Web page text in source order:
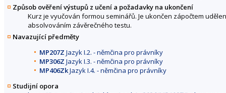
Způsob ověření výstupů z učení a požadavky na ukončení
Kurz je vyučován formou seminářů. Je ukončen zápočtem
absolvováním závěrečného testu.
Navazující předměty
MP207Z Jazyk I.2. - němčina pro právníky
MP306Z Jazyk I.3. - němčina pro právníky
MP406ZkJazyk I.4. - němčina pro právníky
Studijní opora